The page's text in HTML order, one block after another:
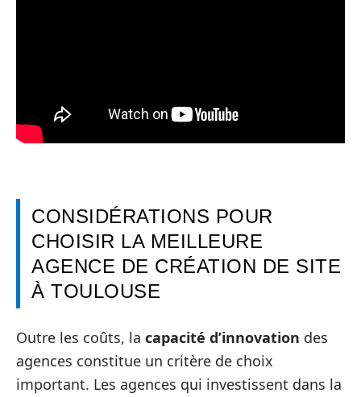
CONSIDÉRATIONS POUR
CHOISIR LA MEILLEURE
AGENCE DE CRÉATION DE SITE
À TOULOUSE
Outre les coûts, la capacité d’innovation des
agences constitue un critère de choix
important. Les agences qui investissent dans la